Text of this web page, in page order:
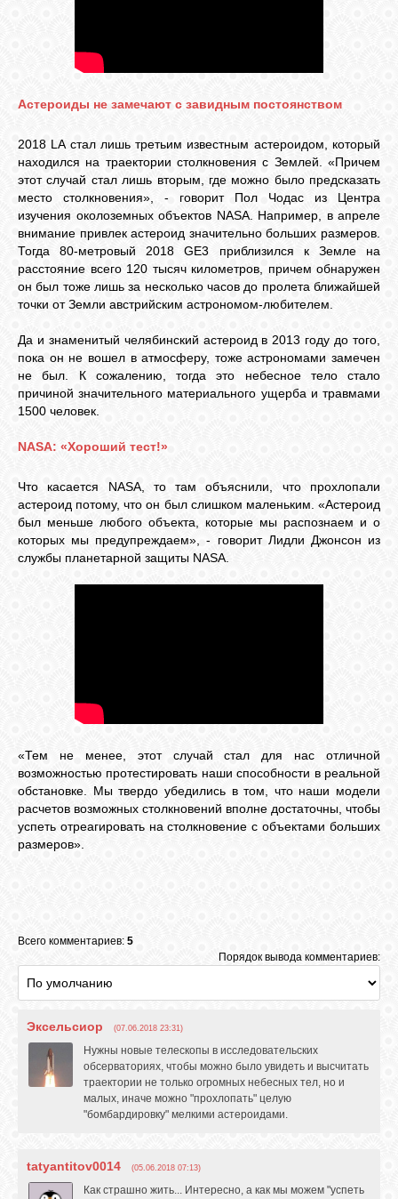
Астероиды не замечают с завидным постоянством
2018 LA стал лишь третьим известным астероидом, который
находился на траектории столкновения с Землей. «Причем
этот случай стал лишь вторым, где можно было предсказать
место столкновения», - говорит Пол Чодас из Центра
изучения околоземных объектов NASA. Например, в апреле
внимание привлек астероид значительно больших размеров.
Тогда 80-метровый 2018 GE3 приблизился к Земле на
расстояние всего 120 тысяч километров, причем обнаружен
он был тоже лишь за несколько часов до пролета ближайшей
точки от Земли австрийским астрономом-любителем.
Да и знаменитый челябинский астероид в 2013 году до того,
пока он не вошел в атмосферу, тоже астрономами замечен
не был. К сожалению, тогда это небесное тело стало
причиной значительного материального ущерба и травмами
1500 человек.
NASA: «Хороший тест!»
Что касается NASA, то там объяснили, что прохлопали
астероид потому, что он был слишком маленьким. «Астероид
был меньше любого объекта, которые мы распознаем и о
которых мы предупреждаем», - говорит Лидли Джонсон из
службы планетарной защиты NASA.
«Тем не менее, этот случай стал для нас отличной
возможностью протестировать наши способности в реальной
обстановке. Мы твердо убедились в том, что наши модели
расчетов возможных столкновений вполне достаточны, чтобы
успеть отреагировать на столкновение с объектами больших
размеров».
Всего комментариев: 5
Порядок вывода комментариев:
Эксельсиор (07.06.2018 23:31)
Нужны новые телескопы в исследовательских
обсерваториях, чтобы можно было увидеть и высчитать
траектории не только огромных небесных тел, но и
малых, иначе можно "прохлопать" целую
"бомбардировку" мелкими астероидами.
tatyantitov0014 (05.06.2018 07:13)
Как страшно жить... Интересно, а как мы можем "успеть